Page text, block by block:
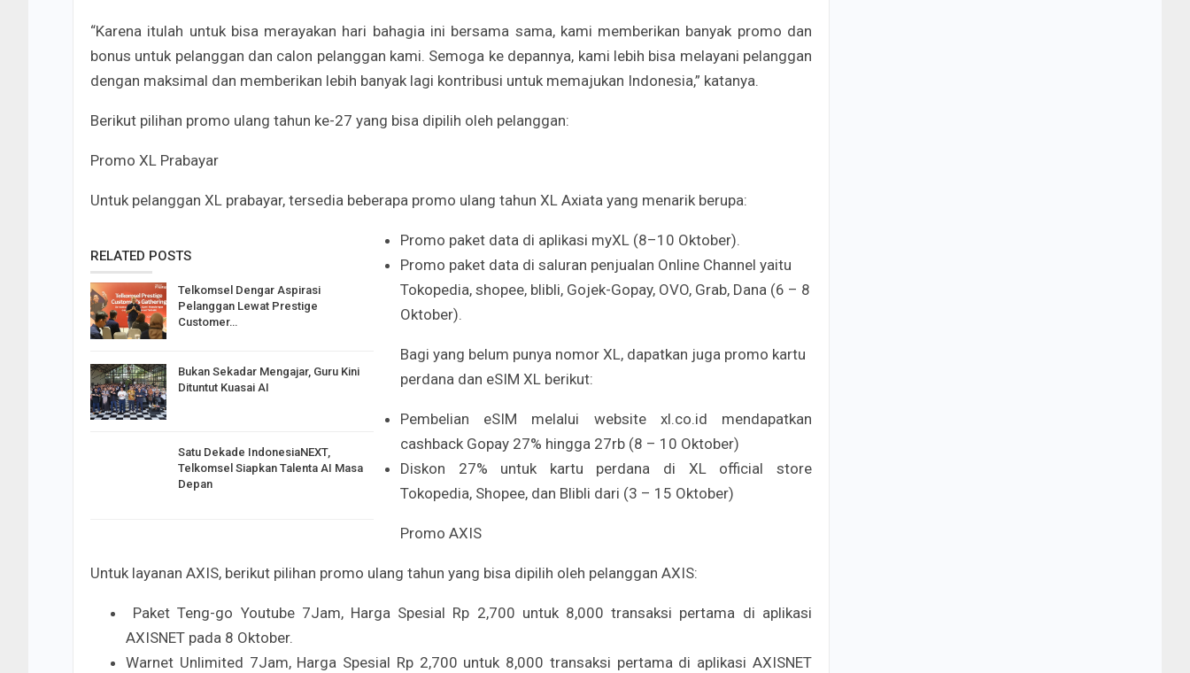
“Karena itulah untuk bisa merayakan hari bahagia ini bersama sama, kami memberikan banyak promo dan
bonus untuk pelanggan dan calon pelanggan kami. Semoga ke depannya, kami lebih bisa melayani pelanggan
dengan maksimal dan memberikan lebih banyak lagi kontribusi untuk memajukan Indonesia,” katanya.
Berikut pilihan promo ulang tahun ke-27 yang bisa dipilih oleh pelanggan:
Promo XL Prabayar
Untuk pelanggan XL prabayar, tersedia beberapa promo ulang tahun XL Axiata yang menarik berupa:
RELATED POSTS
Telkomsel Dengar Aspirasi
Pelanggan Lewat Prestige
Customer…
Bukan Sekadar Mengajar, Guru Kini
Dituntut Kuasai AI
Satu Dekade IndonesiaNEXT,
Telkomsel Siapkan Talenta AI Masa
Depan
Promo paket data di aplikasi myXL (8–10 Oktober).
Promo paket data di saluran penjualan Online Channel yaitu
Tokopedia, shopee, blibli, Gojek-Gopay, OVO, Grab, Dana (6 – 8
Oktober).
Bagi yang belum punya nomor XL, dapatkan juga promo kartu
perdana dan eSIM XL berikut:
Pembelian eSIM melalui website xl.co.id mendapatkan
cashback Gopay 27% hingga 27rb (8 – 10 Oktober)
Diskon 27% untuk kartu perdana di XL official store
Tokopedia, Shopee, dan Blibli dari (3 – 15 Oktober)
Promo AXIS
Untuk layanan AXIS, berikut pilihan promo ulang tahun yang bisa dipilih oleh pelanggan AXIS:
Paket Teng-go Youtube 7Jam, Harga Spesial Rp 2,700 untuk 8,000 transaksi pertama di aplikasi
AXISNET pada 8 Oktober.
Warnet Unlimited 7Jam, Harga Spesial Rp 2,700 untuk 8,000 transaksi pertama di aplikasi AXISNET